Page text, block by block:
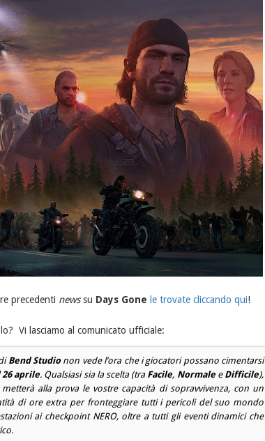
precedenti newssu Days Gone le trovate cliccando qui!
Vi lasciamo al comunicato ufficiale:
Bend Studionon vede l’ora che i giocatori possano cimentarsi
26 aprile. Qualsiasi sia la scelta (tra Facile, Normalee Difficile),
alla prova le vostre capacità di sopravvivenza, con un
di ore extra per fronteggiare tutti i pericoli del suo mondo
ai checkpoint NERO, oltre a tutti gli eventi dinamici che